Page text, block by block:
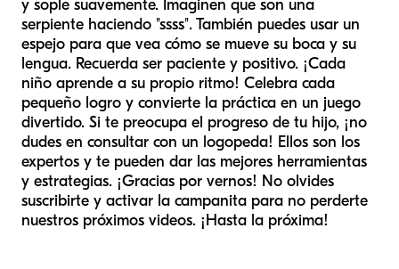
y sople suavemente. Imaginen que son una
serpiente haciendo "ssss". También puedes usar un
espejo para que vea cómo se mueve su boca y su
lengua. Recuerda ser paciente y positivo. ¡Cada
niño aprende a su propio ritmo! Celebra cada
pequeño logro y convierte la práctica en un juego
divertido. Si te preocupa el progreso de tu hijo, ¡no
dudes en consultar con un logopeda! Ellos son los
expertos y te pueden dar las mejores herramientas
y estrategias. ¡Gracias por vernos! No olvides
suscribirte y activar la campanita para no perderte
nuestros próximos videos. ¡Hasta la próxima!